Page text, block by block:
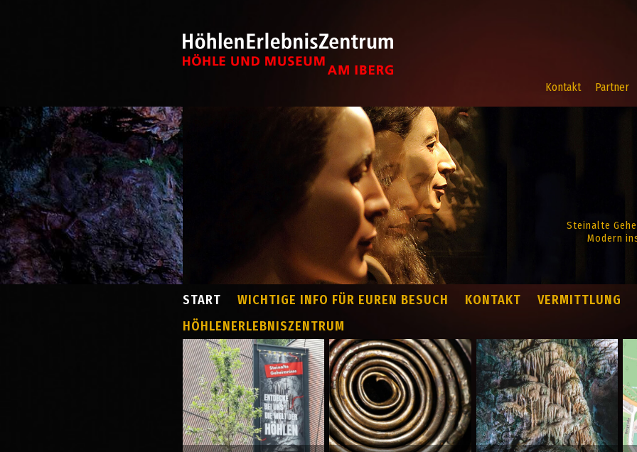
Partner
Kontakt
Steinalte
Modern
START WICHTIGE INFO FÜR EUREN BESUCH KONTAKT
VERMITTLUNG
HÖHLENERLEBNISZENTRUM